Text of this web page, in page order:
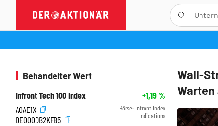
Wall-
Warten
Behandelter Wert
Infront Tech 100 Index
+1,19%
A0AE1X
DE000DB2KFB5
Börse: Infront Index
Indications